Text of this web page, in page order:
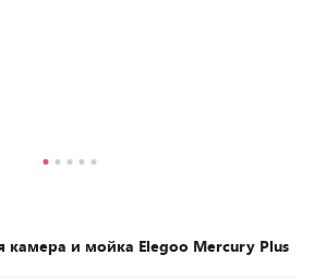
и мойка Elegoo Mercury Plus